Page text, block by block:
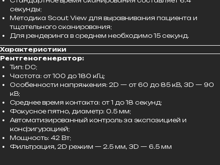
секунды;
Методика Scout View для выравнивания пациента и
тщательного сканирования;
Для рендеринга в среднем необходимо 15 секунд.
Характеристики
Рентгеногенератор:
Тип: DC;
Частота: от 100 до 180 кГц;
Особенности напряжения: 2D — от 60 до 85 кВ, 3D — 90
кВ;
Среднее время контакта: от 1 до 18 секунд;
Фокусное пятно, диаметр: 0.5 мм;
Автоматизированный контроль за экспозицией и
конфигурацией;
Мощность: 42 Вт;
Фильтрация, 2D режим — 2.5 мм, 3D — 6.5 мм